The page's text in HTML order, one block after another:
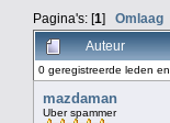
Pagina's: [1] Omlaag
Auteur
0 geregistreerde leden
mazdaman
Uber spammer